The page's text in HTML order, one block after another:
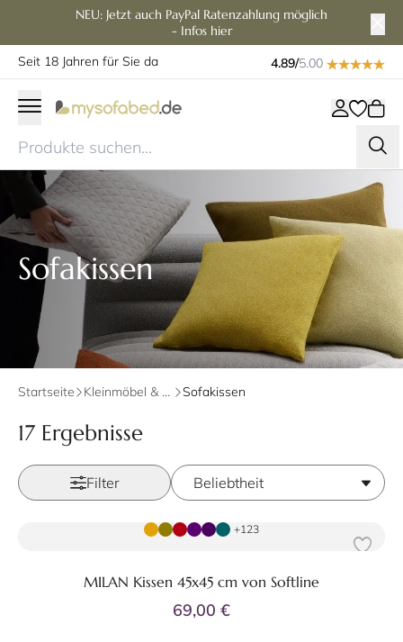
NEU: Jetzt auch PayPal Ratenzahlung möglich
- Infos hier
Seit 18 Jahren für Sie da
4.89/5.00
Sofakissen
Startseite Kleinmöbel & Zubehör Sofakissen
17 Ergebnisse
Filter
Zum Produkt
+123
MILAN Kissen 45x45 cm von Softline
69,00 €